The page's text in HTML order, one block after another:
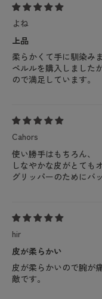
よね
上品
柔らかくて手に馴染み
ペルルを購入しました
ので満足しています。
Cahors
使い勝手はもちろん、
しなやかな皮がとても
グリッパーのためにバ
hir
皮が柔らかい
皮が柔らかいので腕が
敵です。